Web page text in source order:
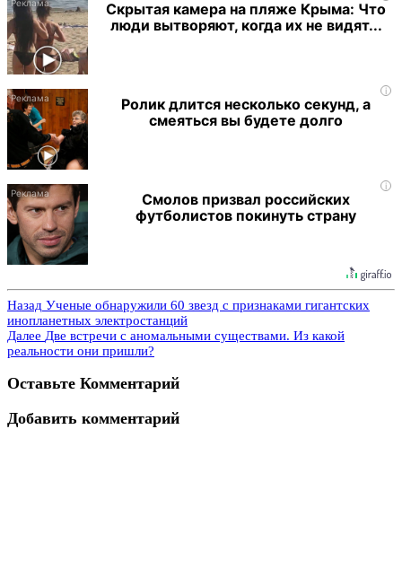
Скрытая камера на пляже Крыма: Что
люди вытворяют, когда их не видят...
i
Ролик длится несколько секунд, а
смеяться вы будете долго
i
Смолов призвал российских
футболистов покинуть страну
Назад Ученые обнаружили 60 звезд с признаками гигантских
инопланетных электростанций
Далее Две встречи с аномальными существами. Из какой
реальности они пришли?
Оставьте Комментарий
Добавить комментарий